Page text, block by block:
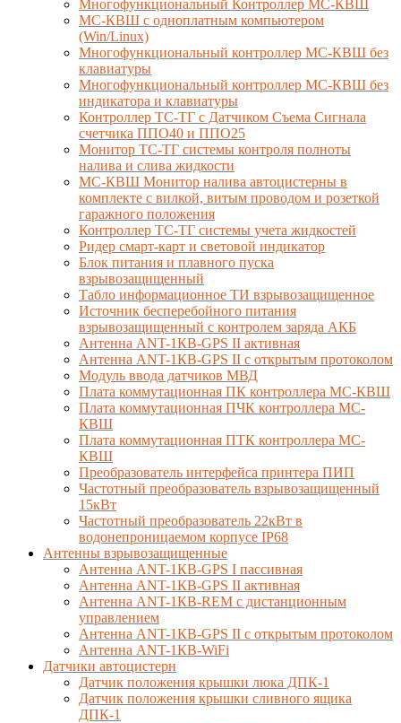
Многофункциональный Контроллер МС-КВШ
МС-КВШ с одноплатным компьютером
(Win/Linux)
Многофункциональный контроллер МС-КВШ без
клавиатуры
Многофункциональный контроллер МС-КВШ без
индикатора и клавиатуры
Контроллер ТС-ТГ с Датчиком Съема Сигнала
счетчика ППО40 и ППО25
Монитор ТС-ТГ системы контроля полноты
налива и слива жидкости
МС-КВШ Монитор налива автоцистерны в
комплекте с вилкой, витым проводом и розеткой
гаражного положения
Контроллер ТС-ТГ системы учета жидкостей
Ридер смарт-карт и световой индикатор
Блок питания и плавного пуска
взрывозащищенный
Табло информационное ТИ взрывозащищенное
Источник бесперебойного питания
взрывозащищенный с контролем заряда АКБ
Антенна ANT-1КВ-GPS II активная
Антенна ANT-1КВ-GPS II с открытым протоколом
Модуль ввода датчиков МВД
Плата коммутационная ПК контроллера МС-КВШ
Плата коммутационная ПЧК контроллера МС-
КВШ
Плата коммутационная ПТК контроллера МС-
КВШ
Преобразователь интерфейса принтера ПИП
Частотный преобразователь взрывозащищенный
15кВт
Частотный преобразователь 22кВт в
водонепроницаемом корпусе IP68
Антенны взрывозащищенные
Антенна ANT-1КВ-GPS I пассивная
Антенна ANT-1КВ-GPS II активная
Антенна ANT-1КВ-REM c дистанционным
управлением
Антенна ANT-1КВ-GPS II с открытым протоколом
Антенна ANT-1КВ-WiFi
Датчики автоцистерн
Датчик положения крышки люка ДПК-1
Датчик положения крышки сливного ящика
ДПК-1